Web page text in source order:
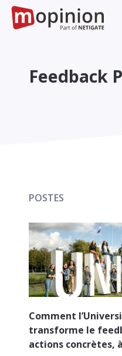
Feedback
POSTES
Comment
transforme le
actions concrètes,